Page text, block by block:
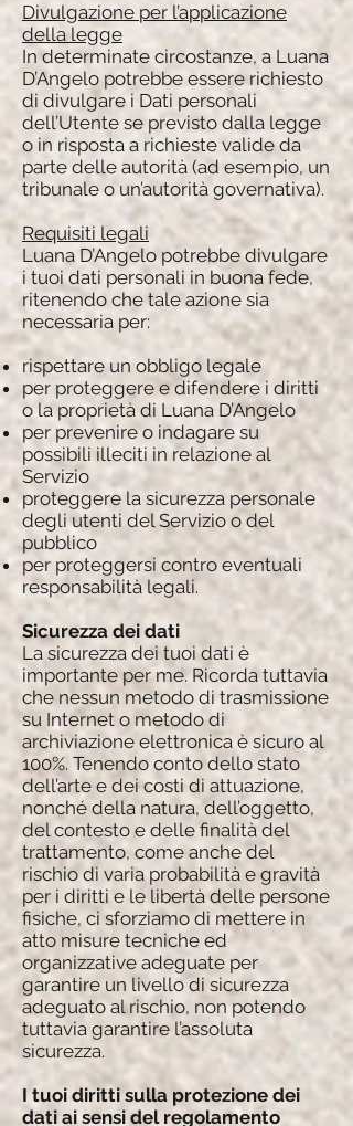
Divulgazione per l’applicazione
della legge
In determinate circostanze, a Luana
D’Angelo potrebbe essere richiesto
di divulgare i Dati personali
dell’Utente se previsto dalla legge
o in risposta a richieste valide da
parte delle autorità (ad esempio, un
tribunale o un’autorità governativa).
Requisiti legali
Luana D’Angelo potrebbe divulgare
i tuoi dati personali in buona fede,
ritenendo che tale azione sia
necessaria per:
rispettare un obbligo legale
per proteggere e difendere i diritti
o la proprietà di Luana D’Angelo
per prevenire o indagare su
possibili illeciti in relazione al
Servizio
proteggere la sicurezza personale
degli utenti del Servizio o del
pubblico
per proteggersi contro eventuali
responsabilità legali.
Sicurezza dei dati
La sicurezza dei tuoi dati è
importante per me. Ricorda tuttavia
che nessun metodo di trasmissione
su Internet o metodo di
archiviazione elettronica è sicuro al
100%. Tenendo conto dello stato
dell’arte e dei costi di attuazione,
nonché della natura, dell’oggetto,
del contesto e delle finalità del
trattamento, come anche del
rischio di varia probabilità e gravità
per i diritti e le libertà delle persone
fisiche, ci sforziamo di mettere in
atto misure tecniche ed
organizzative adeguate per
garantire un livello di sicurezza
adeguato al rischio, non potendo
tuttavia garantire l’assoluta
sicurezza.
I tuoi diritti sulla protezione dei
dati ai sensi del regolamento